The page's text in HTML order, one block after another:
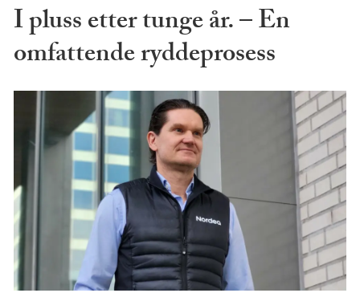
I pluss etter tunge år. – En
omfattende ryddeprosess